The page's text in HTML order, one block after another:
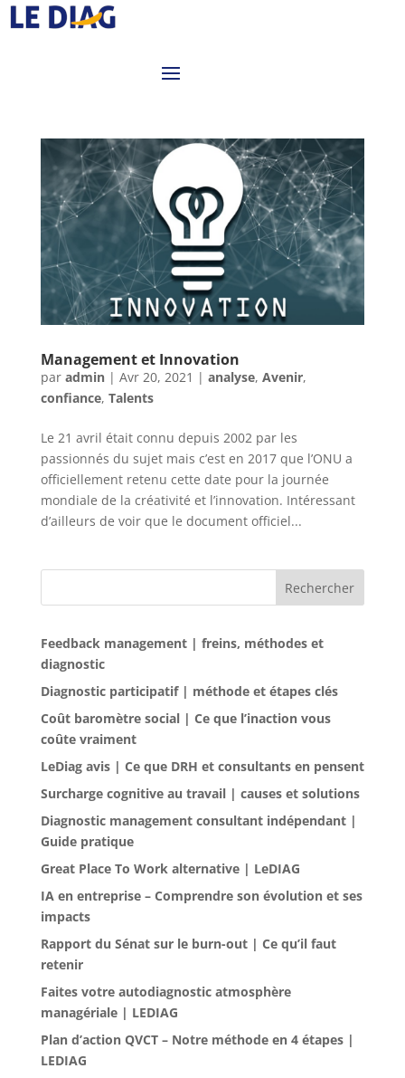
Management et Innovation
par admin| Avr 20, 2021 | analyse, Avenir,
confiance, Talents
Le 21 avril était connu depuis 2002 par les
passionnés du sujet mais c’est en 2017 que l’ONU a
officiellement retenu cette date pour la journée
mondiale de la créativité et l’innovation. Intéressant
d’ailleurs de voir que le document officiel...
Rechercher
Feedback management | freins, méthodes et
diagnostic
Diagnostic participatif | méthode et étapes clés
Coût baromètre social | Ce que l’inaction vous
coûte vraiment
LeDiag avis | Ce que DRH et consultants en pensent
Surcharge cognitive au travail | causes et solutions
Diagnostic management consultant indépendant |
Guide pratique
Great Place To Work alternative | LeDIAG
IA en entreprise – Comprendre son évolution et ses
impacts
Rapport du Sénat sur le burn-out | Ce qu’il faut
retenir
Faites votre autodiagnostic atmosphère
managériale | LEDIAG
Plan d’action QVCT – Notre méthode en 4 étapes |
LEDIAG